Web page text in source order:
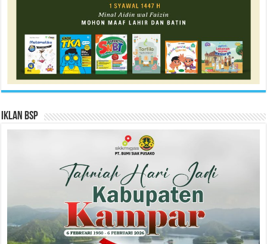
Iklan BSP